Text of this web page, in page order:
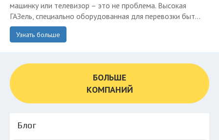
машинку или телевизор – это не проблема. Высокая
ГАЗель, специально оборудованная для перевозки быт...
Узнать больше
БОЛЬШЕ
КОМПАНИЙ
Блог